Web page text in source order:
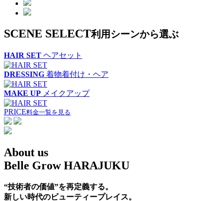
SCENE SELECT利用シーンから選ぶ
HAIR SET ヘアセット
DRESSING 着物着付け・ヘア
MAKE UP メイクアップ
PRICE料金一覧を見る
About us
Belle Grow HARAJUKU
“技術者の価値”を再定義する。
新しい時代のビューティープレイス。